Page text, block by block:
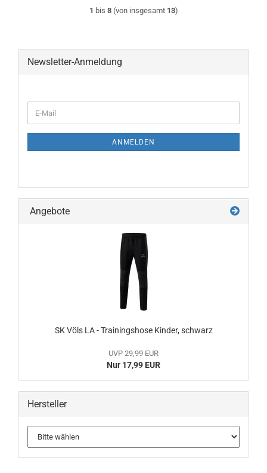
1 bis 8(von insgesamt 13)
Newsletter-Anmeldung
ZUR
E-
Mail
ANMELDEN
Angebote
SK Völs LA - Trainingshose Kinder, schwarz
UVP 29,99 EUR
Nur 17,99 EUR
Hersteller